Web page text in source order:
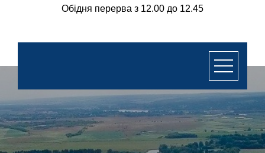
Обідня перерва з 12.00 до 12.45